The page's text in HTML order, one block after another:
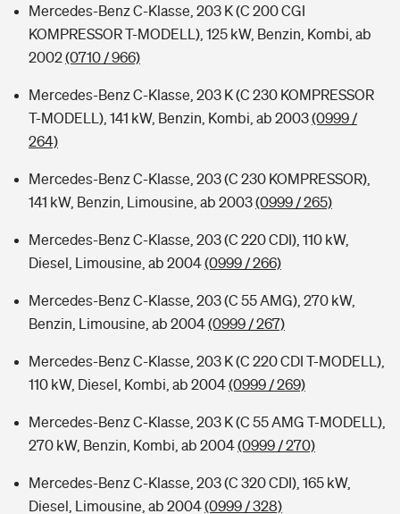
Mercedes-Benz C-Klasse, 203 K (C 200 CGI
KOMPRESSOR T-MODELL), 125 kW, Benzin, Kombi, ab
2002(0710 / 966)
Mercedes-Benz C-Klasse, 203 K (C 230 KOMPRESSOR
T-MODELL), 141 kW, Benzin, Kombi, ab 2003(0999 /
264)
Mercedes-Benz C-Klasse, 203 (C 230 KOMPRESSOR),
141 kW, Benzin, Limousine, ab 2003(0999 / 265)
Mercedes-Benz C-Klasse, 203 (C 220 CDI), 110 kW,
Diesel, Limousine, ab 2004(0999 / 266)
Mercedes-Benz C-Klasse, 203 (C 55 AMG), 270 kW,
Benzin, Limousine, ab 2004(0999 / 267)
Mercedes-Benz C-Klasse, 203 K (C 220 CDI T-MODELL),
110 kW, Diesel, Kombi, ab 2004(0999 / 269)
Mercedes-Benz C-Klasse, 203 K (C 55 AMG T-MODELL),
270 kW, Benzin, Kombi, ab 2004(0999 / 270)
Mercedes-Benz C-Klasse, 203 (C 320 CDI), 165 kW,
Diesel, Limousine, ab 2004(0999 / 328)